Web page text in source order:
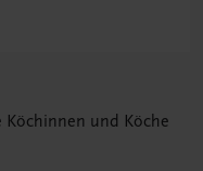
Köchinnen und Köche